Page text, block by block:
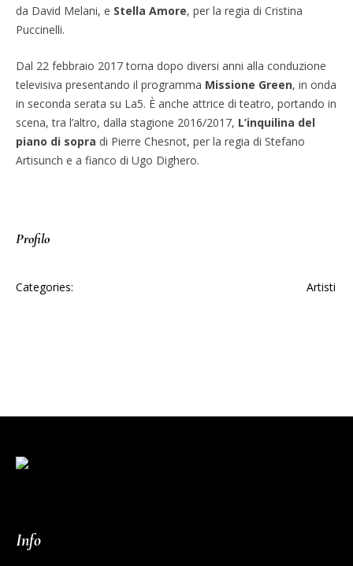
da David Melani, e Stella Amore, per la regia di Cristina
Puccinelli.
Dal 22 febbraio 2017 torna dopo diversi anni alla conduzione
televisiva presentando il programma Missione Green, in onda
in seconda serata su La5. È anche attrice di teatro, portando in
scena, tra l’altro, dalla stagione 2016/2017, L’inquilina del
piano di sopra di Pierre Chesnot, per la regia di Stefano
Artisunch e a fianco di Ugo Dighero.
Profilo
Categories: Artisti
Info